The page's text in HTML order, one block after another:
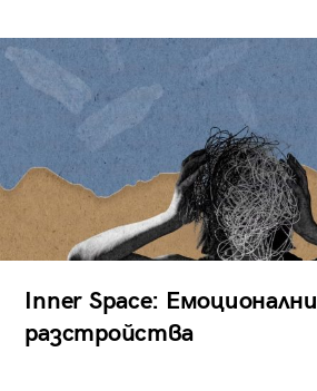
Inner Space: Емоционални
разстройства